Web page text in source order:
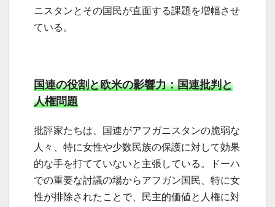
ニスタンとその国民が直面する課題を増幅させ
ている。
国連の役割と欧米の影響力：国連批判と
人権問題
批評家たちは、国連がアフガニスタンの脆弱な
人々、特に女性や少数民族の保護に対して効果
的な手を打てていないと主張している。ドーハ
での重要な討議の場からアフガン国民、特に女
性が排除されたことで、民主的価値と人権に対